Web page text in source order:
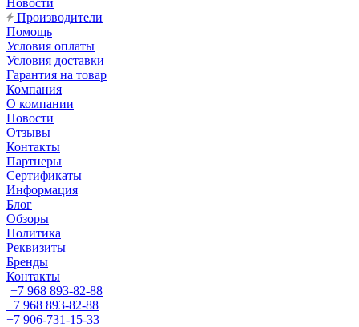
Новости
Производители
Помощь
Условия оплаты
Условия доставки
Гарантия на товар
Компания
О компании
Новости
Отзывы
Контакты
Партнеры
Сертификаты
Информация
Блог
Обзоры
Политика
Реквизиты
Бренды
Контакты
+7 968 893-82-88
+7 968 893-82-88
+7 906-731-15-33